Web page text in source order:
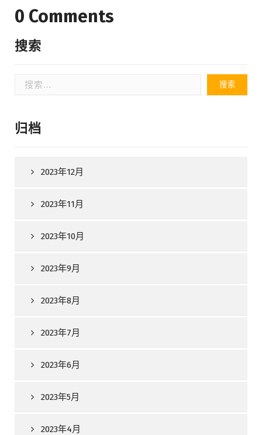
0 Comments
搜索
归档
2023年12月
2023年11月
2023年10月
2023年9月
2023年8月
2023年7月
2023年6月
2023年5月
2023年4月